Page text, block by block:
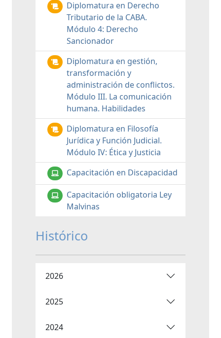
Diplomatura en Derecho
Tributario de la CABA.
Módulo 4: Derecho
Sancionador
Diplomatura en gestión,
transformación y
administración de conflictos.
Módulo III. La comunicación
humana. Habilidades
Diplomatura en Filosofía
Jurídica y Función Judicial.
Módulo IV: Ética y Justicia
Capacitación en Discapacidad
Capacitación obligatoria Ley
Malvinas
Histórico
2026
2025
2024